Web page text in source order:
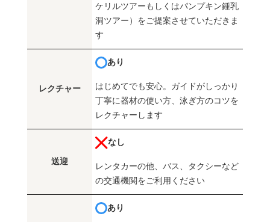
ケリルツアーもしくはパンプキン鍾乳
洞ツアー）をご提案させていただきま
す
レクチャー
あり
はじめてでも安心。ガイドがしっかり
丁寧に器材の使い方、泳ぎ方のコツを
レクチャーします
送迎
なし
レンタカーの他、バス、タクシーなど
の交通機関をご利用ください
あり